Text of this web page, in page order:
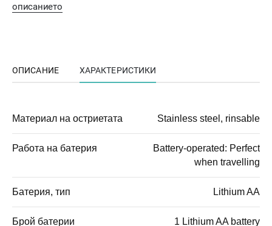
описанието
ОПИСАНИЕ ХАРАКТЕРИСТИКИ
Материал на остриетата Stainless steel, rinsable
Работа на батерия
Battery-operated: Perfect
when travelling
Батерия, тип Lithium AA
Брой батерии 1 Lithium AA battery